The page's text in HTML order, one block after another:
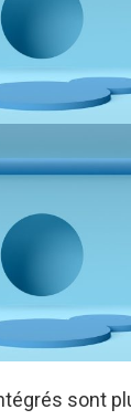
sont